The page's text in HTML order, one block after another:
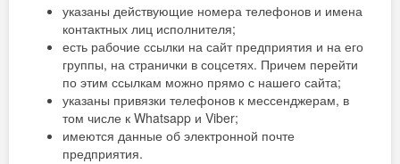
указаны действующие номера телефонов и имена
контактных лиц исполнителя;
есть рабочие ссылки на сайт предприятия и на его
группы, на странички в соцсетях. Причем перейти
по этим ссылкам можно прямо с нашего сайта;
указаны привязки телефонов к мессенджерам, в
том числе к Whatsapp и Viber;
имеются данные об электронной почте
предприятия.